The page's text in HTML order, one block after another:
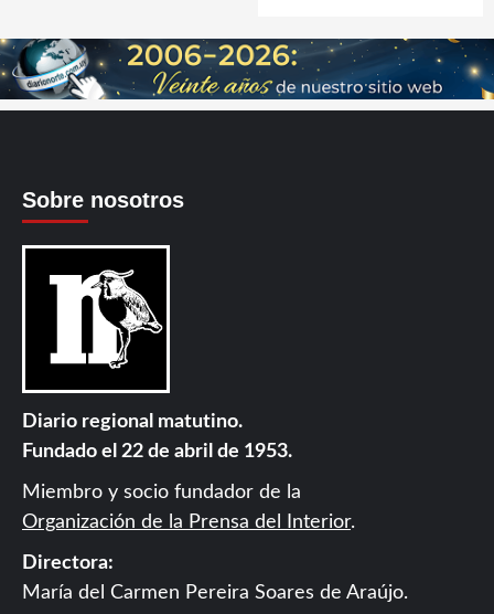
Sobre nosotros
Diario regional matutino.
Fundado el 22 de abril de 1953.
Miembro y socio fundador de la
Organización de la Prensa del Interior.
Directora:
María del Carmen Pereira Soares de Araújo.